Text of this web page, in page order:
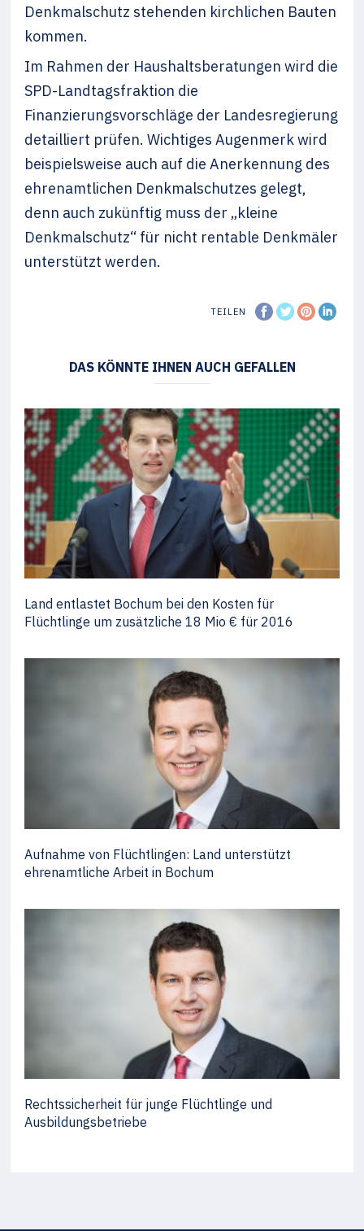
Denkmalschutz stehenden kirchlichen Bauten
kommen.
Im Rahmen der Haushaltsberatungen wird die
SPD-Landtagsfraktion die
Finanzierungsvorschläge der Landesregierung
detailliert prüfen. Wichtiges Augenmerk wird
beispielsweise auch auf die Anerkennung des
ehrenamtlichen Denkmalschutzes gelegt,
denn auch zukünftig muss der „kleine
Denkmalschutz“ für nicht rentable Denkmäler
unterstützt werden.
TEILEN
DAS KÖNNTE IHNEN AUCH GEFALLEN
Land entlastet Bochum bei den Kosten für
Flüchtlinge um zusätzliche 18 Mio € für 2016
Aufnahme von Flüchtlingen: Land unterstützt
ehrenamtliche Arbeit in Bochum
Rechtssicherheit für junge Flüchtlinge und
Ausbildungsbetriebe